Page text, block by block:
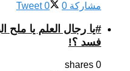
مشاركة 0
Tweet 0
#يا رجال العلم يا ملح
فسد ؟!
0 shares